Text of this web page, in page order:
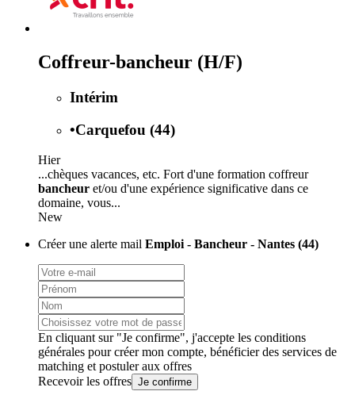
Coffreur-bancheur (H/F)
Intérim
•Carquefou (44)
Hier
...chèques vacances, etc. Fort d'une formation coffreur
bancheur et/ou d'une expérience significative dans ce
domaine, vous...
New
Créer une alerte mail Emploi - Bancheur - Nantes (44)
En cliquant sur "Je confirme", j'accepte les conditions
générales pour créer mon compte, bénéficier des services de
matching et postuler aux offres
Recevoir les offres Je confirme